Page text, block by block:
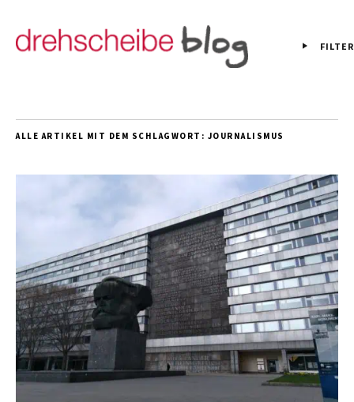
FILTER
ALLE ARTIKEL MIT DEM SCHLAGWORT: JOURNALISMUS